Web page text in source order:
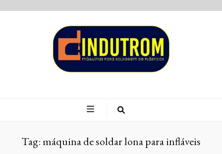
Blog Indutrom
Tag:máquina de soldar lona para infláveis